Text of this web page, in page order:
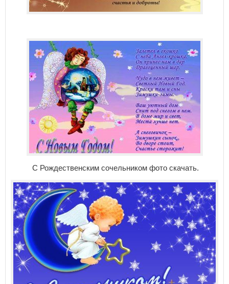
С Рождественским сочельником фото скачать.